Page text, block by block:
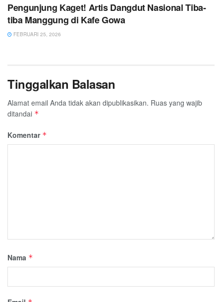
Pengunjung Kaget! Artis Dangdut Nasional Tiba-
tiba Manggung di Kafe Gowa
FEBRUARI 25, 2026
Tinggalkan Balasan
Alamat email Anda tidak akan dipublikasikan. Ruas yang wajib
ditandai *
Komentar *
Nama *